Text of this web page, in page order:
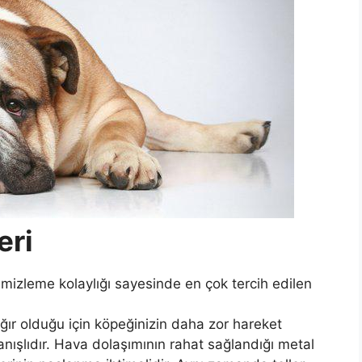
kolaylığı sayesinde en çok tercih edilen
olduğu için köpeğinizin daha zor hareket
Hava dolaşımının rahat sağlandığı metal